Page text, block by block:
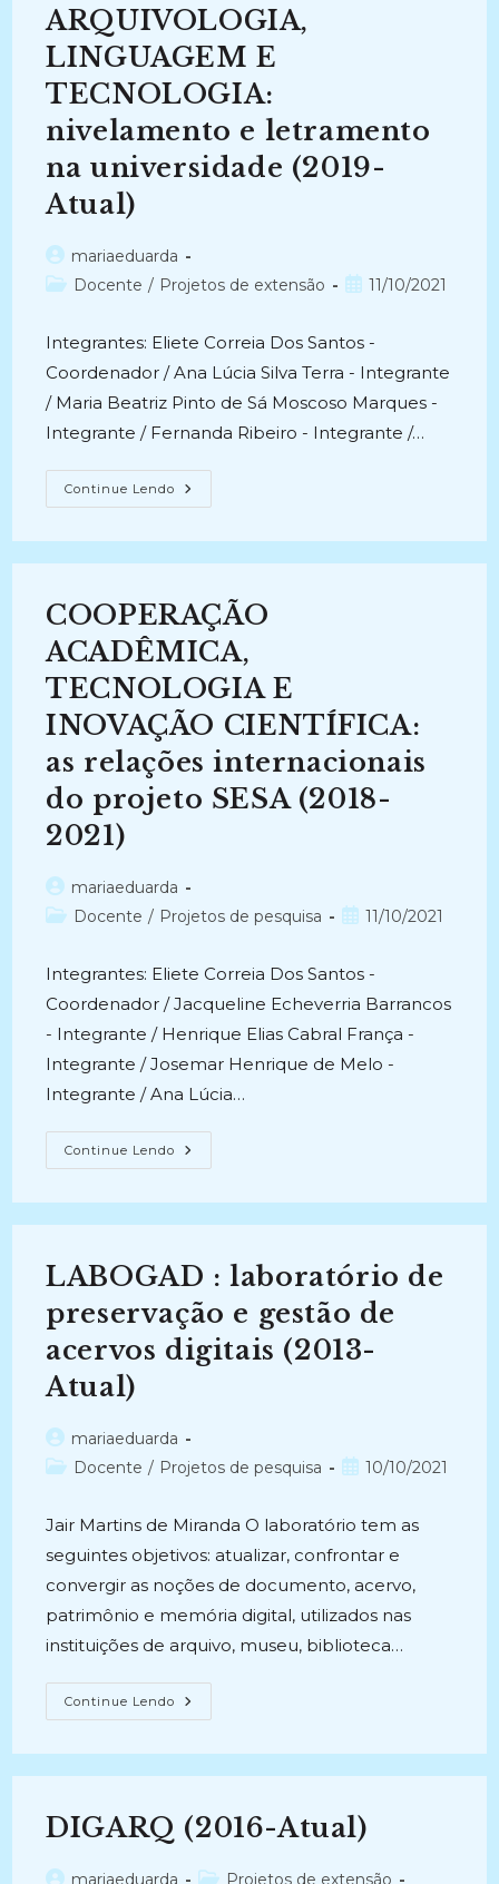
DO
RIO
GRANDE
DO
SUL:
Tecnologia
Informação
Como
Objeto
De
ARQUIVOLOGIA,
LINGUAGEM E
TECNOLOGIA:
nivelamento e letramento
na universidade (2019-
Atual)
Autor
do
mariaeduarda
Categoria
Docente / Projetos de extensão
Post11/10/2021
Integrantes: Eliete Correia Dos Santos -
Coordenador / Ana Lúcia Silva Terra - Integrante
/ Maria Beatriz Pinto de Sá Moscoso Marques -
Integrante / Fernanda Ribeiro - Integrante /…
Continue Lendo ARQUIVOLOGIA,
LINGUAGEM
E
Universidade
(2019-
Atual)
COOPERAÇÃO
ACADÊMICA,
TECNOLOGIA E
INOVAÇÃO CIENTÍFICA:
as relações internacionais
do projeto SESA (2018-
2021)
Autor
do
mariaeduarda
Categoria
Docente / Projetos de pesquisa
Post11/10/2021
Integrantes: Eliete Correia Dos Santos -
Coordenador / Jacqueline Echeverria Barrancos
- Integrante / Henrique Elias Cabral França -
Integrante / Josemar Henrique de Melo -
Integrante / Ana Lúcia…
Continue Lendo COOPERAÇÃO
ACADÊMICA,
CIENTÍFICA:
Relações
Internacionais
Do
Projeto
SESA
(2018-
2021)
LABOGAD : laboratório de
preservação e gestão de
acervos digitais (2013-
Atual)
Autor
do
mariaeduarda
Categoria
Docente / Projetos de pesquisa
Post10/10/2021
Jair Martins de Miranda O laboratório tem as
seguintes objetivos: atualizar, confrontar e
convergir as noções de documento, acervo,
patrimônio e memória digital, utilizados nas
instituições de arquivo, museu, biblioteca…
Continue Lendo LABOGAD
:
E
De
Acervos
Digitais
Atual)
DIGARQ (2016-Atual)
Autormariaeduarda Categoria
Projetos de extensão